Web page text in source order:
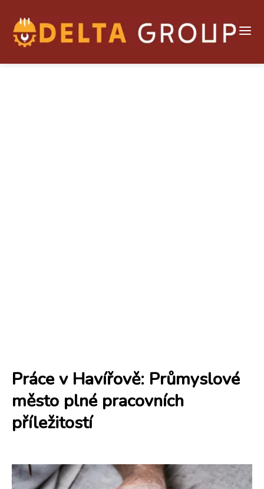
Práce v Havířově: Průmyslové
město plné pracovních
příležitostí